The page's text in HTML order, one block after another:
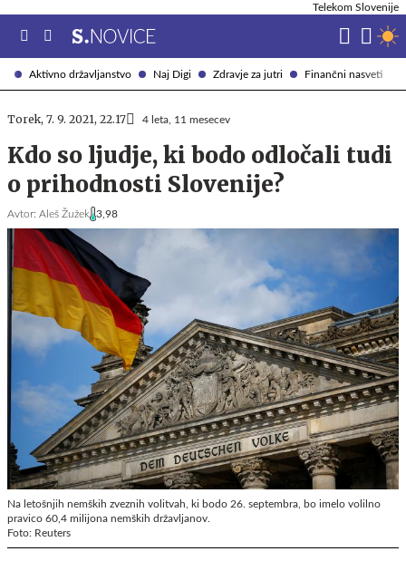
Aktivno državljanstvo Naj Digi Zdravje za jutri Finančni nasveti
Telekom Slovenije
Torek, 7. 9. 2021, 22.17 4 leta, 11 mesecev
Kdo so ljudje, ki bodo odločali tudi
o prihodnosti Slovenije?
Avtor: Aleš Žužek 3,98
Na letošnjih nemških zveznih volitvah, ki bodo 26. septembra, bo imelo volilno
pravico 60,4 milijona nemških državljanov.
Foto: Reuters